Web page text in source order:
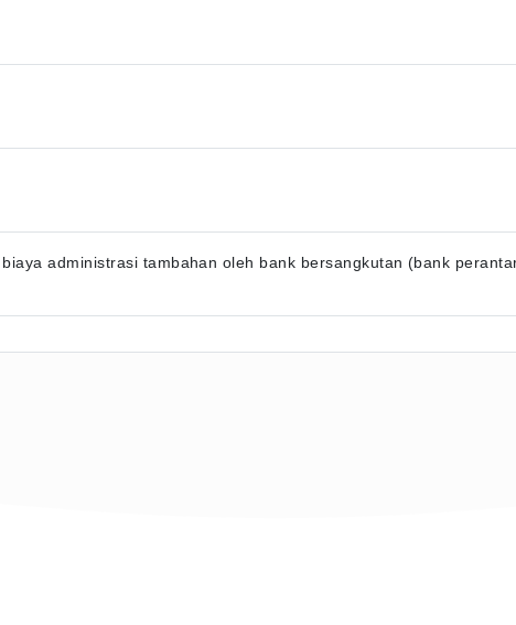
administrasi tambahan oleh bank bersangkutan (bank